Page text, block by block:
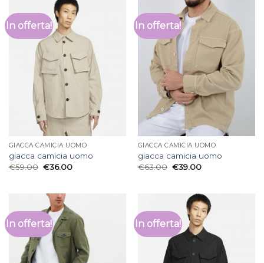
In offerta!
GIACCA CAMICIA UOMO
giacca camicia uomo
€59.00 €36.00
In offerta!
GIACCA CAMICIA UOMO
giacca camicia uomo
€63.00 €39.00
In offerta! In offerta!